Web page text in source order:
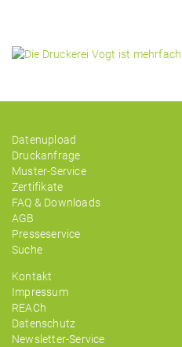
Datenupload
Druckanfrage
Muster-Service
Zertifikate
FAQ & Downloads
AGB
Presseservice
Suche
Kontakt
Impressum
REACh
Datenschutz
Newsletter-Service